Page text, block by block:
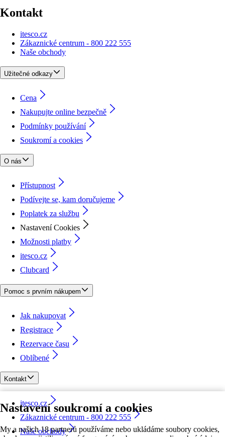
Nastavení soukromí a cookies
My a našich 18 partnerů používáme nebo ukládáme soubory cookies,
Kontakt
itesco.cz
Zákaznické centrum - 800 222 555
Naše obchody
Užitečné odkazy
Cena
Nakupujte online bezpečně
Podmínky používání
Soukromí a cookies
O nás
Přístupnost
Podívejte se, kam doručujeme
Poplatek za službu
Nastavení Cookies
Možnosti platby
itesco.cz
Clubcard
Pomoc s prvním nákupem
Jak nakupovat
Registrace
Rezervace času
Oblíbené
Kontakt
itesco.cz
Zákaznické centrum - 800 222 555
Naše obchody